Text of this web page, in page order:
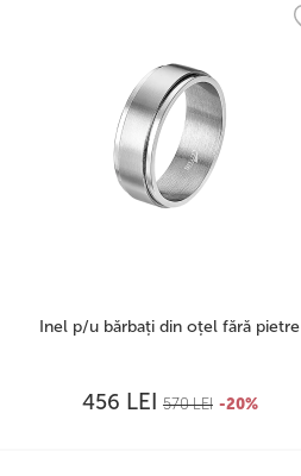
Inel p/u bărbați din oțel fără pietre
456 LEI 570LEI -20%